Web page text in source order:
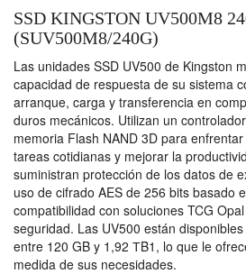
SSD KINGSTON UV500M8
(SUV500M8/240G)
Las unidades SSD UV500 de Kingston
capacidad de respuesta de su sistema
arranque, carga y transferencia en
duros mecánicos. Utilizan un
memoria Flash NAND 3D para
tareas cotidianas y mejorar la
suministran protección de los datos de
uso de cifrado AES de 256 bits basado
compatibilidad con soluciones TCG
seguridad. Las UV500 están
entre 120 GB y 1,92 ТB1, lo que le
medida de sus necesidades.